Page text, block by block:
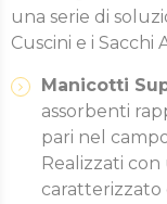
una serie di
Cuscini e i Sacchi
Manicotti
assorbenti
pari nel
Realizzati